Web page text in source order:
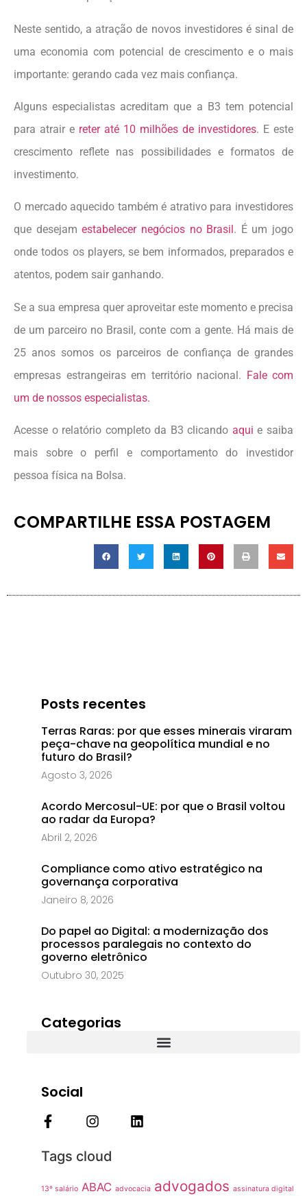
Neste sentido, a atração de novos investidores é sinal de
uma economia com potencial de crescimento e o mais
importante: gerando cada vez mais confiança.
Alguns especialistas acreditam que a B3 tem potencial
para atrair e reter até 10 milhões de investidores. E este
crescimento reflete nas possibilidades e formatos de
investimento.
O mercado aquecido também é atrativo para investidores
que desejamestabelecer negócios no Brasil . É um jogo
onde todos os players, se bem informados, preparados e
atentos, podem sair ganhando.
Se a sua empresa quer aproveitar este momento e precisa
de um parceiro no Brasil, conte com a gente. Há mais de
25 anos somos os parceiros de confiança de grandes
empresas estrangeiras em território nacional. Fale com
um de nossos especialistas.
Acesse o relatório completo da B3 clicando aqui e saiba
mais sobre o perfil e comportamento do investidor
pessoa física na Bolsa.
COMPARTILHE ESSA POSTAGEM
Posts recentes
Terras Raras: por que esses minerais viraram
peça-chave na geopolítica mundial e no
futuro do Brasil?
Agosto 3, 2026
Acordo Mercosul-UE: por que o Brasil voltou
ao radar da Europa?
Abril 2, 2026
Compliance como ativo estratégico na
governança corporativa
Janeiro 8, 2026
Do papel ao Digital: a modernização dos
processos paralegais no contexto do
governo eletrônico
Outubro 30, 2025
Categorias
Social
Tags cloud
13º salário ABAC advocacia advogados assinatura digital